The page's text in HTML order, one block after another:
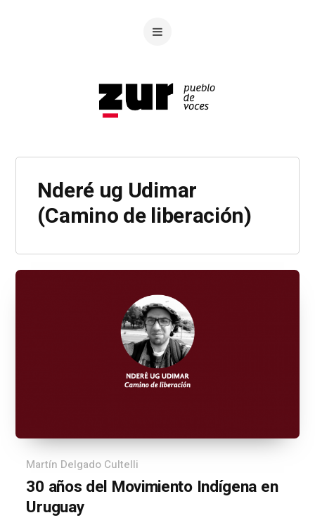
Nderé ug Udimar
(Camino de liberación)
Martín Delgado Cultelli
30 años del Movimiento Indígena en
Uruguay